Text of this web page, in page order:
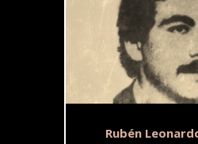
Rubén